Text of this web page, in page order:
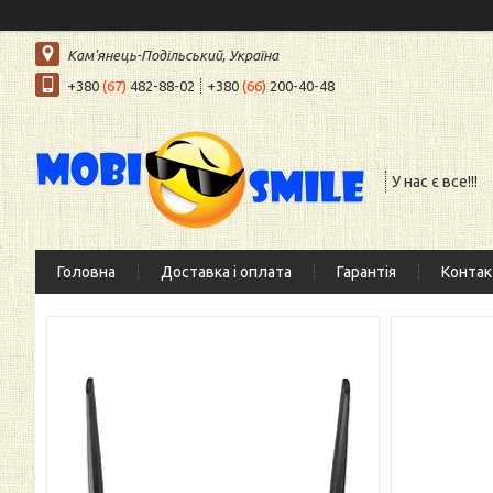
Кам'янець-Подільський, Україна
+380 (67)482-88-02 +380(66)200-40-48
У нас є все!!!
Головна Доставка і оплата Гарантія